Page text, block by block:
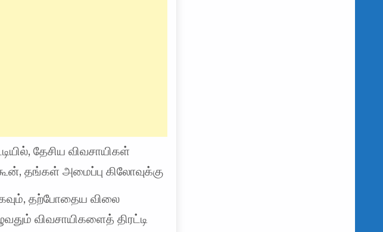
தேசிய விவசாயிகள்
தங்கள் அமைப்பு கிலோவுக்கு
தற்போதைய விலை
விவசாயிகளைத் திரட்டி